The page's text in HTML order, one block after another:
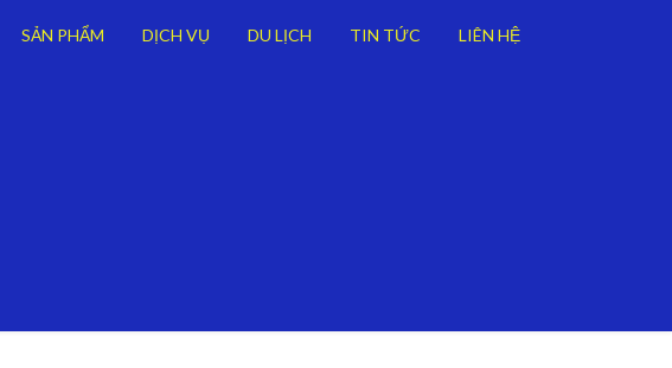
SẢN PHẨM DỊCH VỤ DU LỊCH TIN TỨC LIÊN HỆ